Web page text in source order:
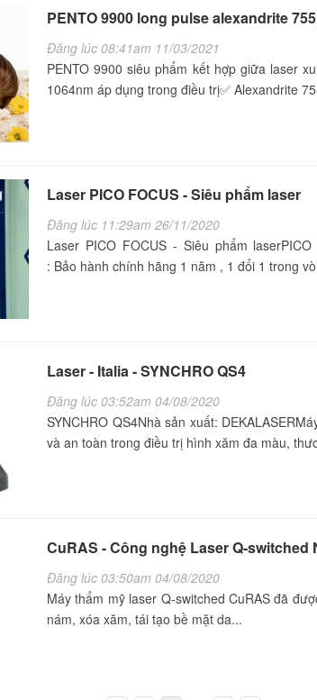
PENTO 9900 long pulse alexandrite
Đăng lúc 08:41am 11/03/2021
PENTO 9900 siêu phẩm kết hợp giữa laser
1064nm áp dụng trong điều trị✅ Alexandrite
Laser PICO FOCUS - Siêu phẩm laser
Đăng lúc 11:29am 26/11/2020
Laser PICO FOCUS - Siêu phẩm
: Bảo hành chính hãng 1 năm , 1 đổi 1 trong
Laser - Italia - SYNCHRO QS4
Đăng lúc 03:52am 04/08/2020
SYNCHRO QS4Nhà sản xuất:
và an toàn trong điều trị hình xăm đa màu,
CuRAS - Công nghệ Laser Q-switched
Đăng lúc 03:50am 04/08/2020
Máy thẩm mỹ laser Q-switched CuRAS đã
nám, xóa xăm, tái tạo bề mặt da...